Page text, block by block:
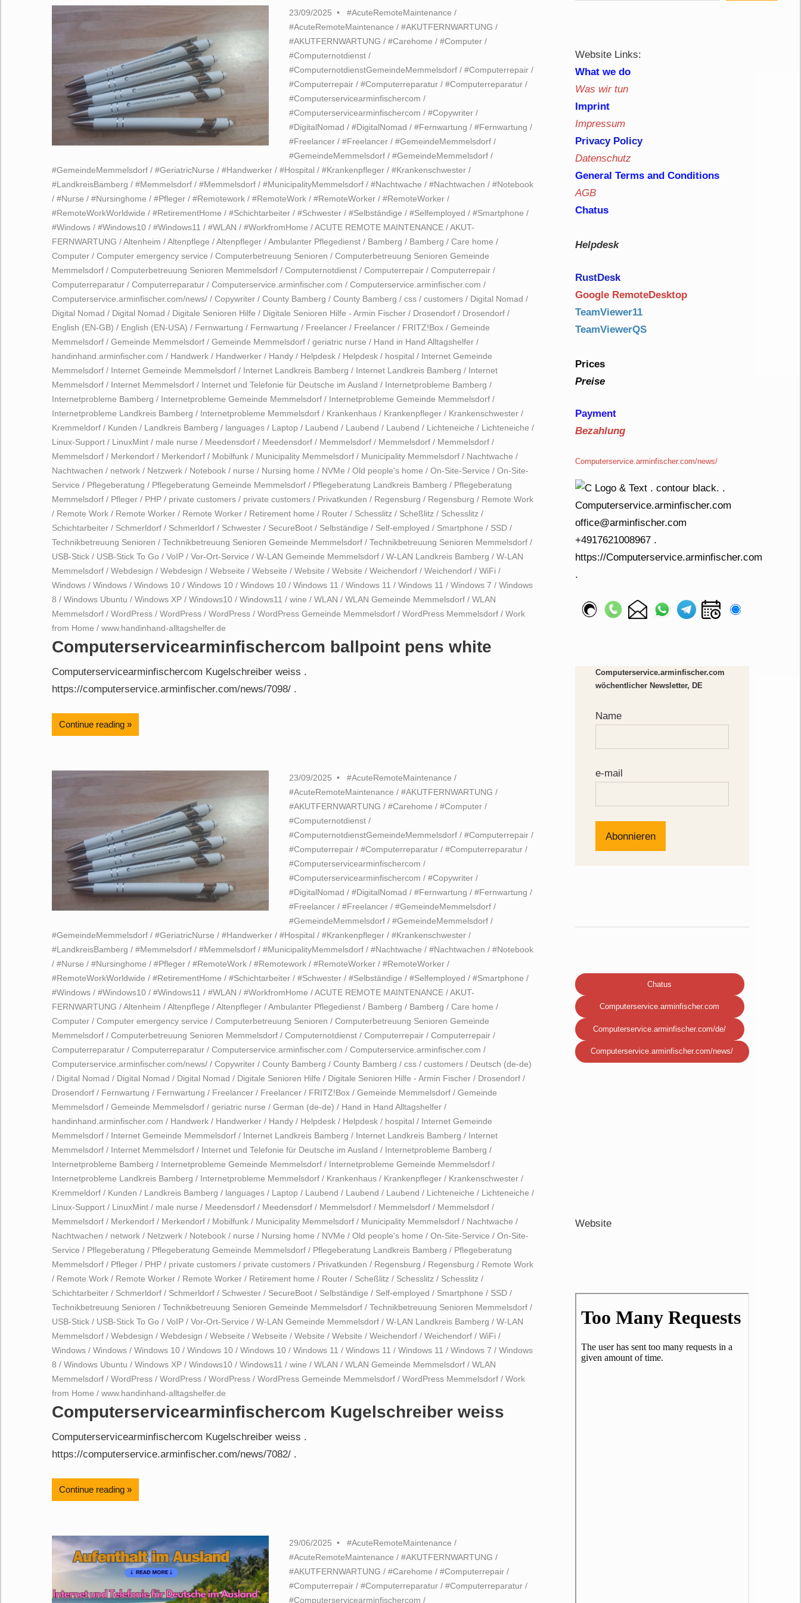
23/09/2025 #AcuteRemoteMaintenance /
#AcuteRemoteMaintenance /#AKUTFERNWARTUNG /
#AKUTFERNWARTUNG /#Carehome /#Computer /
#Computernotdienst /
#ComputernotdienstGemeindeMemmelsdorf /#Computerrepair /
#Computerrepair /#Computerreparatur /#Computerreparatur /
#Computerservicearminfischercom /
#Computerservicearminfischercom /#Copywriter /
#DigitalNomad /#DigitalNomad /#Fernwartung /#Fernwartung /
#Freelancer /#Freelancer /#GemeindeMemmelsdorf /
#GemeindeMemmelsdorf /#GemeindeMemmelsdorf /
#GemeindeMemmelsdorf / #GeriatricNurse / #Handwerker / #Hospital / #Krankenpfleger / #Krankenschwester /
#LandkreisBamberg / #Memmelsdorf / #Memmelsdorf / #MunicipalityMemmelsdorf / #Nachtwache / #Nachtwachen / #Notebook
/ #Nurse / #Nursinghome / #Pfleger / #Remotework / #RemoteWork / #RemoteWorker / #RemoteWorker /
#RemoteWorkWorldwide / #RetirementHome / #Schichtarbeiter / #Schwester / #Selbständige / #Selfemployed / #Smartphone /
#Windows / #Windows10 / #Windows11 / #WLAN / #WorkfromHome /ACUTE REMOTE MAINTENANCE /AKUT-
FERNWARTUNG /Altenheim /Altenpflege /Altenpfleger /Ambulanter Pflegedienst / Bamberg / Bamberg / Care home /
Computer / Computer emergency service / Computerbetreuung Senioren / Computerbetreuung Senioren Gemeinde
Memmelsdorf / Computerbetreuung Senioren Memmelsdorf / Computernotdienst / Computerrepair / Computerrepair /
Computerreparatur / Computerreparatur / Computerservice.arminfischer.com / Computerservice.arminfischer.com /
Computerservice.arminfischer.com/news/ / Copywriter / County Bamberg / County Bamberg / css / customers / Digital Nomad /
Digital Nomad / Digital Nomad / Digitale Senioren Hilfe / Digitale Senioren Hilfe - Armin Fischer / Drosendorf / Drosendorf /
English (EN-GB) / English (EN-USA) / Fernwartung / Fernwartung / Freelancer / Freelancer / FRITZ!Box / Gemeinde
Memmelsdorf / Gemeinde Memmelsdorf / Gemeinde Memmelsdorf / geriatric nurse / Hand in Hand Alltagshelfer /
handinhand.arminfischer.com / Handwerk / Handwerker / Handy / Helpdesk / Helpdesk / hospital / Internet Gemeinde
Memmelsdorf / Internet Gemeinde Memmelsdorf / Internet Landkreis Bamberg / Internet Landkreis Bamberg / Internet
Memmelsdorf / Internet Memmelsdorf / Internet und Telefonie für Deutsche im Ausland / Internetprobleme Bamberg /
Internetprobleme Bamberg / Internetprobleme Gemeinde Memmelsdorf / Internetprobleme Gemeinde Memmelsdorf /
Internetprobleme Landkreis Bamberg / Internetprobleme Memmelsdorf / Krankenhaus / Krankenpfleger / Krankenschwester /
Kremmeldorf / Kunden / Landkreis Bamberg / languages / Laptop / Laubend / Laubend / Laubend / Lichteneiche / Lichteneiche /
Linux-Support / LinuxMint / male nurse / Meedensdorf / Meedensdorf / Memmelsdorf / Memmelsdorf / Memmelsdorf /
Memmelsdorf / Merkendorf / Merkendorf / Mobilfunk / Municipality Memmelsdorf / Municipality Memmelsdorf / Nachtwache /
Nachtwachen / network / Netzwerk / Notebook / nurse / Nursing home / NVMe / Old people's home / On-Site-Service / On-Site-
Service / Pflegeberatung / Pflegeberatung Gemeinde Memmelsdorf / Pflegeberatung Landkreis Bamberg / Pflegeberatung
Memmelsdorf / Pfleger / PHP / private customers / private customers / Privatkunden / Regensburg / Regensburg / Remote Work
/ Remote Work / Remote Worker / Remote Worker / Retirement home / Router / Schesslitz / Scheßlitz / Schesslitz /
Schichtarbeiter / Schmerldorf / Schmerldorf / Schwester / SecureBoot / Selbständige / Self-employed / Smartphone / SSD /
Technikbetreuung Senioren / Technikbetreuung Senioren Gemeinde Memmelsdorf / Technikbetreuung Senioren Memmelsdorf /
USB-Stick / USB-Stick To Go / VoIP / Vor-Ort-Service / W-LAN Gemeinde Memmelsdorf / W-LAN Landkreis Bamberg / W-LAN
Memmelsdorf / Webdesign / Webdesign / Webseite / Webseite / Website / Website / Weichendorf / Weichendorf / WiFi /
Windows / Windows / Windows 10 / Windows 10 / Windows 10 / Windows 11 / Windows 11 / Windows 11 / Windows 7 / Windows
8 / Windows Ubuntu / Windows XP / Windows10 / Windows11 / wine / WLAN / WLAN Gemeinde Memmelsdorf / WLAN
Memmelsdorf / WordPress / WordPress / WordPress / WordPress Gemeinde Memmelsdorf / WordPress Memmelsdorf / Work
from Home / www.handinhand-alltagshelfer.de
Computerservicearminfischercom ballpoint pens white
Computerservicearminfischercom Kugelschreiber weiss .
https://computerservice.arminfischer.com/news/7098/ .
Continue reading
23/09/2025 #AcuteRemoteMaintenance /
#AcuteRemoteMaintenance /#AKUTFERNWARTUNG /
#AKUTFERNWARTUNG /#Carehome /#Computer /
#Computernotdienst /
#ComputernotdienstGemeindeMemmelsdorf /#Computerrepair /
#Computerrepair /#Computerreparatur /#Computerreparatur /
#Computerservicearminfischercom /
#Computerservicearminfischercom /#Copywriter /
#DigitalNomad /#DigitalNomad /#Fernwartung /#Fernwartung /
#Freelancer /#Freelancer /#GemeindeMemmelsdorf /
#GemeindeMemmelsdorf /#GemeindeMemmelsdorf /
#GemeindeMemmelsdorf / #GeriatricNurse / #Handwerker / #Hospital / #Krankenpfleger / #Krankenschwester /
#LandkreisBamberg / #Memmelsdorf / #Memmelsdorf / #MunicipalityMemmelsdorf / #Nachtwache / #Nachtwachen / #Notebook
/ #Nurse / #Nursinghome / #Pfleger / #RemoteWork / #Remotework / #RemoteWorker / #RemoteWorker /
#RemoteWorkWorldwide / #RetirementHome / #Schichtarbeiter / #Schwester / #Selbständige / #Selfemployed / #Smartphone /
#Windows / #Windows10 / #Windows11 / #WLAN / #WorkfromHome /ACUTE REMOTE MAINTENANCE /AKUT-
FERNWARTUNG /Altenheim /Altenpflege /Altenpfleger /Ambulanter Pflegedienst / Bamberg / Bamberg / Care home /
Computer / Computer emergency service / Computerbetreuung Senioren / Computerbetreuung Senioren Gemeinde
Memmelsdorf / Computerbetreuung Senioren Memmelsdorf / Computernotdienst / Computerrepair / Computerrepair /
Computerreparatur / Computerreparatur / Computerservice.arminfischer.com / Computerservice.arminfischer.com /
Computerservice.arminfischer.com/news/ / Copywriter / County Bamberg / County Bamberg / css / customers / Deutsch (de-de)
/ Digital Nomad / Digital Nomad / Digital Nomad / Digitale Senioren Hilfe / Digitale Senioren Hilfe - Armin Fischer / Drosendorf /
Drosendorf / Fernwartung / Fernwartung / Freelancer / Freelancer / FRITZ!Box / Gemeinde Memmelsdorf / Gemeinde
Memmelsdorf / Gemeinde Memmelsdorf / geriatric nurse / German (de-de) / Hand in Hand Alltagshelfer /
handinhand.arminfischer.com / Handwerk / Handwerker / Handy / Helpdesk / Helpdesk / hospital / Internet Gemeinde
Memmelsdorf / Internet Gemeinde Memmelsdorf / Internet Landkreis Bamberg / Internet Landkreis Bamberg / Internet
Memmelsdorf / Internet Memmelsdorf / Internet und Telefonie für Deutsche im Ausland / Internetprobleme Bamberg /
Internetprobleme Bamberg / Internetprobleme Gemeinde Memmelsdorf / Internetprobleme Gemeinde Memmelsdorf /
Internetprobleme Landkreis Bamberg / Internetprobleme Memmelsdorf / Krankenhaus / Krankenpfleger / Krankenschwester /
Kremmeldorf / Kunden / Landkreis Bamberg / languages / Laptop / Laubend / Laubend / Laubend / Lichteneiche / Lichteneiche /
Linux-Support / LinuxMint / male nurse / Meedensdorf / Meedensdorf / Memmelsdorf / Memmelsdorf / Memmelsdorf /
Memmelsdorf / Merkendorf / Merkendorf / Mobilfunk / Municipality Memmelsdorf / Municipality Memmelsdorf / Nachtwache /
Nachtwachen / network / Netzwerk / Notebook / nurse / Nursing home / NVMe / Old people's home / On-Site-Service / On-Site-
Service / Pflegeberatung / Pflegeberatung Gemeinde Memmelsdorf / Pflegeberatung Landkreis Bamberg / Pflegeberatung
Memmelsdorf / Pfleger / PHP / private customers / private customers / Privatkunden / Regensburg / Regensburg / Remote Work
/ Remote Work / Remote Worker / Remote Worker / Retirement home / Router / Scheßlitz / Schesslitz / Schesslitz /
Schichtarbeiter / Schmerldorf / Schmerldorf / Schwester / SecureBoot / Selbständige / Self-employed / Smartphone / SSD /
Technikbetreuung Senioren / Technikbetreuung Senioren Gemeinde Memmelsdorf / Technikbetreuung Senioren Memmelsdorf /
USB-Stick / USB-Stick To Go / VoIP / Vor-Ort-Service / W-LAN Gemeinde Memmelsdorf / W-LAN Landkreis Bamberg / W-LAN
Memmelsdorf / Webdesign / Webdesign / Webseite / Webseite / Website / Website / Weichendorf / Weichendorf / WiFi /
Windows / Windows / Windows 10 / Windows 10 / Windows 10 / Windows 11 / Windows 11 / Windows 11 / Windows 7 / Windows
8 / Windows Ubuntu / Windows XP / Windows10 / Windows11 / wine / WLAN / WLAN Gemeinde Memmelsdorf / WLAN
Memmelsdorf / WordPress / WordPress / WordPress / WordPress Gemeinde Memmelsdorf / WordPress Memmelsdorf / Work
from Home / www.handinhand-alltagshelfer.de
Computerservicearminfischercom Kugelschreiber weiss
Computerservicearminfischercom Kugelschreiber weiss .
https://computerservice.arminfischer.com/news/7082/ .
Continue reading
29/06/2025 #AcuteRemoteMaintenance /
#AcuteRemoteMaintenance /#AKUTFERNWARTUNG /
#AKUTFERNWARTUNG /#Carehome /#Computerrepair /
#Computerrepair /#Computerreparatur /#Computerreparatur /
#Computerservicearminfischercom /
Website Links:
What we do
Was wir tun
Imprint
Impressum
Privacy Policy
Datenschutz
General Terms and Conditions
AGB
Chatus
Helpdesk
RustDesk
Google RemoteDesktop
TeamViewer11
TeamViewerQS
Prices
Preise
Payment
Bezahlung
Computerservice.arminfischer.com/news/
Computerservice.arminfischer.com
wöchentlicher Newsletter, DE
Name
e-mail
Chatus
Computerservice.arminfischer.com
Computerservice.arminfischer.com/de/
Computerservice.arminfischer.com/news/
Website